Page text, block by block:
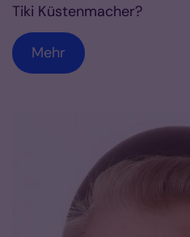
Tiki Küstenmacher?
Mehr